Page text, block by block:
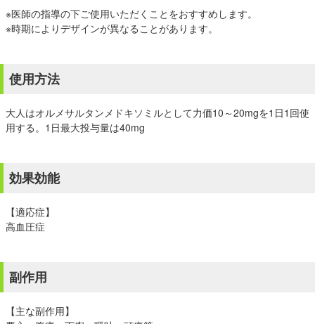
※医師の指導の下ご使用いただくことをおすすめします。
※時期によりデザインが異なることがあります。
使用方法
大人はオルメサルタンメドキソミルとして力価10～20mgを1日1回使
用する。1日最大投与量は40mg
効果効能
【適応症】
高血圧症
副作用
【主な副作用】